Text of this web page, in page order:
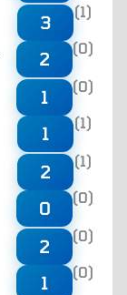
3
(1)
2
(0)
1
(0)
1
(1)
2
(1)
0
(0)
2
(0)
1
(0)